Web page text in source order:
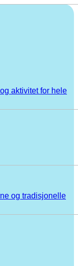
aktivitet for hele
og tradisjonelle